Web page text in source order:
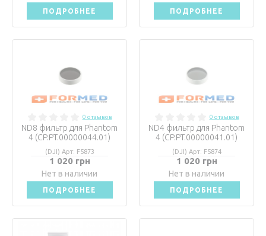
ПОДРОБНЕЕ ПОДРОБНЕЕ
0 отзывов
ND8 фильтр для Phantom
4 (CP.PT.00000044.01)
(DJI) Арт: F5873
1 020 грн
Нет в наличии
ПОДРОБНЕЕ
0 отзывов
ND4 фильтр для Phantom
4 (CP.PT.00000041.01)
(DJI) Арт: F5874
1 020 грн
Нет в наличии
ПОДРОБНЕЕ